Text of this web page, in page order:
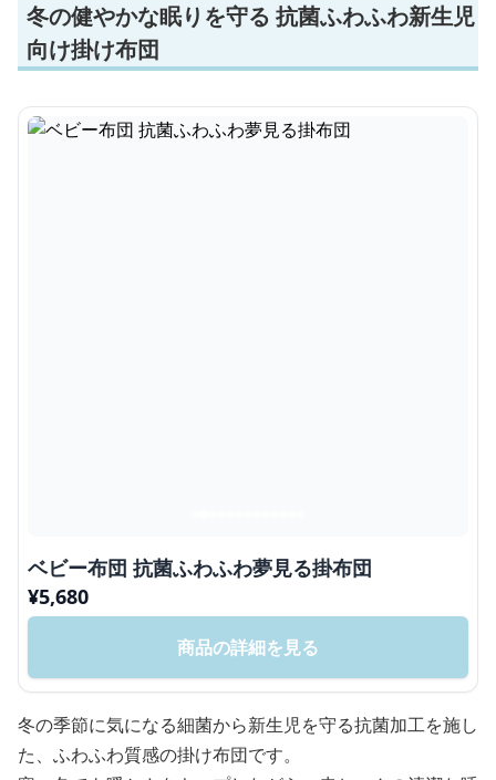
冬の健やかな眠りを守る 抗菌ふわふわ新生児
向け掛け布団
ベビー布団 抗菌ふわふわ夢見る掛布団
¥5,680
商品の詳細を見る
冬の季節に気になる細菌から新生児を守る抗菌加工を施し
た、ふわふわ質感の掛け布団です。